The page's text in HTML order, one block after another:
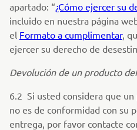
apartado: “¿Cómo ejercer su
incluido en nuestra página
el Formato a cumplimentar,
ejercer su derecho de
Devolución de un producto
6.2 Si usted considera que
no es de conformidad con su
entrega, por favor contacte